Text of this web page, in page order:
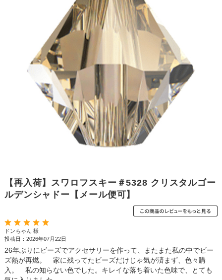
【再入荷】スワロフスキー＃5328 クリスタルゴー
ルデンシャドー【メール便可】
ドンちゃん 様
投稿日：2026年07月22日
26年ぶりにビーズでアクセサリーを作って、またまた私の中でビー
ズ熱が再燃。 家に残ってたビーズだけじゃ気が済まず、色々購
入。 私の知らない色でした。キレイな落ち着いた色味で、とても